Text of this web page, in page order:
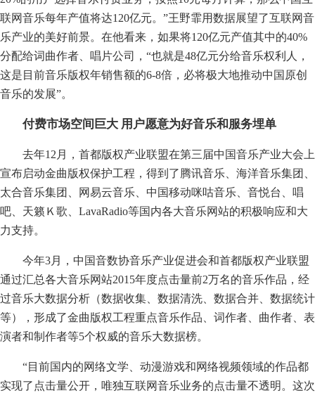
联网音乐每年产值将达120亿元。”王野霏用数据展望了互联网音
乐产业的美好前景。在他看来，如果将120亿元产值其中的40%
分配给词曲作者、唱片公司，“也就是48亿元分给音乐权利人，
这是目前音乐版权年销售额的6-8倍，必将极大地推动中国原创
音乐的发展”。
付费市场空间巨大 用户愿意为好音乐和服务埋单
去年12月，首都版权产业联盟在第三届中国音乐产业大会上
宣布启动金曲版权保护工程，得到了腾讯音乐、海洋音乐集团、
太合音乐集团、网易云音乐、中国移动咪咕音乐、音悦台、唱
吧、天籁Ｋ歌、LavaRadio等国内各大音乐网站的积极响应和大
力支持。
今年3月，中国音数协音乐产业促进会和首都版权产业联盟
通过汇总各大音乐网站2015年度点击量前2万名的音乐作品，经
过音乐大数据分析（数据收集、数据清洗、数据合并、数据统计
等），形成了金曲版权工程重点音乐作品、词作者、曲作者、表
演者和制作者等5个权威的音乐大数据榜。
“目前国内的网络文学、动漫游戏和网络视频领域的作品都
实现了点击量公开，唯独互联网音乐业务的点击量不透明。这次